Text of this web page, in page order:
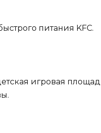
питания KFC.
игровая